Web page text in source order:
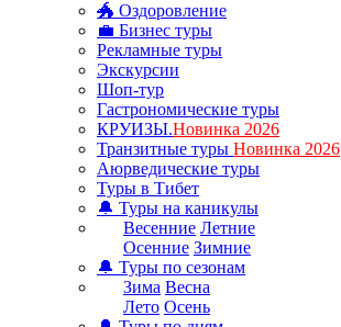
🐲 Оздоровление
💼 Бизнес туры
Рекламные туры
Экскурсии
Шоп-тур
Гастрономические туры
КРУИЗЫ.Новинка 2026
Транзитные туры Новинка 2026
Аюрведические туры
Туры в Тибет
🔔 Туры на каникулы
Весенние Летние
Осенние Зимние
🔔 Туры по сезонам
Зима Весна
Лето Осень